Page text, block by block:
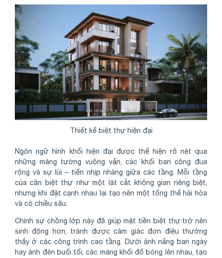
Thiết kế biệt thự hiện đại
Ngôn ngữ hình khối hiện đại được thể hiện rõ nét qua
những mảng tường vuông vắn, các khối ban công đua
rộng và sự lùi – tiến nhịp nhàng giữa các tầng. Mỗi tầng
của căn biệt thự như một lát cắt không gian riêng biệt,
nhưng khi đặt cạnh nhau lại tạo nên một tổng thể hài hòa
và có chiều sâu.
Chính sự chồng lớp này đã giúp mặt tiền biệt thự trở nên
sinh động hơn, tránh được cảm giác đơn điệu thường
thấy ở các công trình cao tầng. Dưới ánh nắng ban ngày
hay ánh đèn buổi tối, các mảng khối đổ bóng lên nhau, tạo